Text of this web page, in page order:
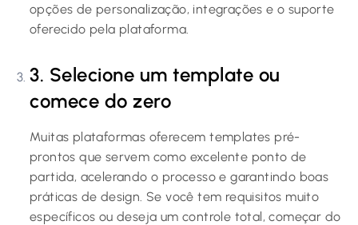
opções de personalização, integrações e o suporte
oferecido pela plataforma.
3. Selecione um template ou
comece do zero
Muitas plataformas oferecem templates pré-
prontos que servem como excelente ponto de
partida, acelerando o processo e garantindo boas
práticas de design. Se você tem requisitos muito
específicos ou deseja um controle total, começar do